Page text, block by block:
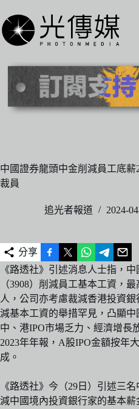
至
主
內
中國證券龍頭中金削減員工底薪
裁員
追光者報道 2024-
分享
《路透社》引述消息人士指，
（3908）削減員工基本工資，
人，公司亦考慮裁減香港投資
減基本工資的舉措罕見，凸顯
中、港IPO市場乏力、經濟增長
2023年年報，A股IPO金額按年
成。
《路透社》今（29日）引述三
減中國境內投資銀行家的基本